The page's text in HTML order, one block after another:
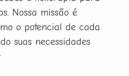
Nossa missão é
o potencial de cada
suas necessidades